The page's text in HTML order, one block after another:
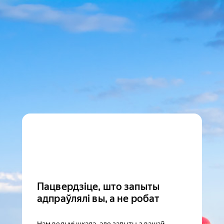
Пацвердзіце, што запыты
адпраўлялі вы, а не робат